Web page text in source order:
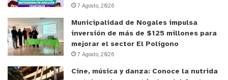
en la región de Valparaíso.
y tú, ¿qué opinas?
7 Agosto, 2026
Municipalidad de Nogales impulsa
inversión de más de $125 millones para
mejorar el sector El Polígono
7 Agosto, 2026
Cine, música y danza: Conoce la nutrida